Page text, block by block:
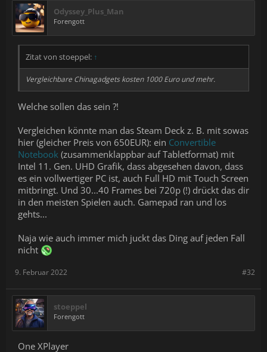
Odyssey_Plus_Man
Forengott
Zitat von stoeppel: ↑
Vergleichbare Chinagadgets kosten 1000 Euro und mehr.
Welche sollen das sein ?!
Vergleichen könnte man das Steam Deck z. B. mit sowas
hier (gleicher Preis von 650EUR): ein Convertible
Notebook (zusammenklappbar auf Tabletformat) mit
Intel 11. Gen. UHD Grafik, dass abgesehen davon, dass
es ein vollwertiger PC ist, auch Full HD mit Touch Screen
mitbringt. Und 30...40 Frames bei 720p (!) drückt das dir
in den meisten Spielen auch. Gamepad ran und los
gehts...
Naja wie auch immer mich juckt das Ding auf jeden Fall
nicht
#32
9. Februar 2022
stoeppel
Forengott
One XPlayer